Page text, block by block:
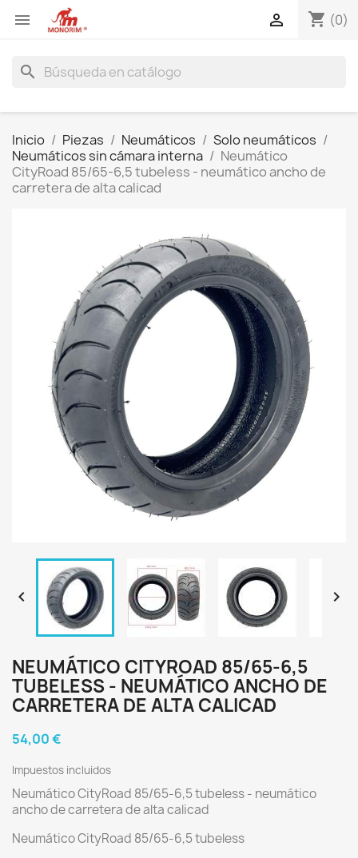
 shopping_cart (0)

search
Inicio Piezas Neumáticos
Solo neumáticos
Neumáticos sin cámara interna
Neumático
CityRoad 85/65-6,5 tubeless - neumático ancho de
carretera de alta calicad
 
NEUMÁTICO CITYROAD 85/65-6,5
TUBELESS - NEUMÁTICO ANCHO DE
CARRETERA DE ALTA CALICAD
54,00 €
Impuestos incluidos
Neumático CityRoad 85/65-6,5 tubeless - neumático
ancho de carretera de alta calicad
Neumático CityRoad 85/65-6,5 tubeless